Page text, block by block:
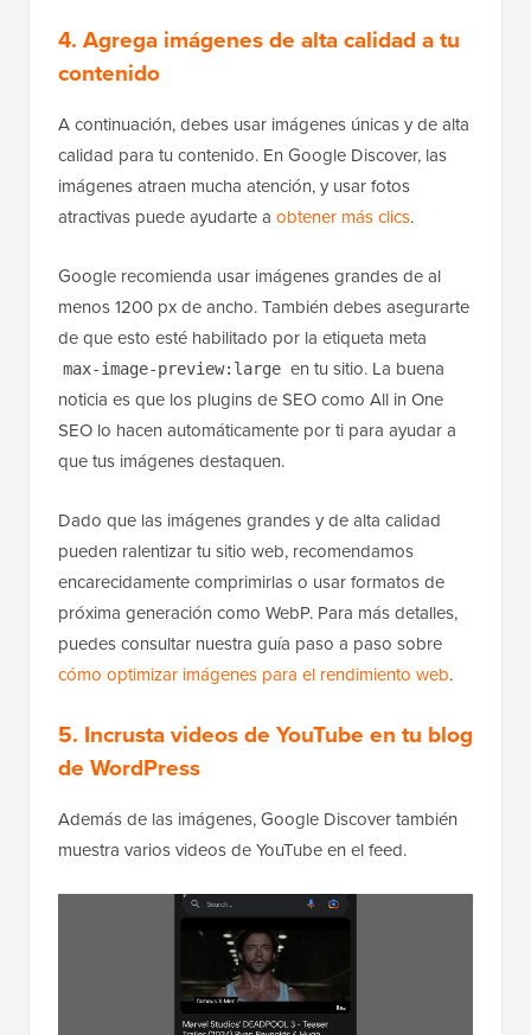
4. Agrega imágenes de alta calidad a tu
contenido
A continuación, debes usar imágenes únicas y de alta
calidad para tu contenido. En Google Discover, las
imágenes atraen mucha atención, y usar fotos
atractivas puede ayudarte a obtener más clics.
Google recomienda usar imágenes grandes de al
menos 1200 px de ancho. También debes asegurarte
de que esto esté habilitado por la etiqueta meta
max-image-preview:large en tu sitio. La buena
noticia es que los plugins de SEO como All in One
SEO lo hacen automáticamente por ti para ayudar a
que tus imágenes destaquen.
Dado que las imágenes grandes y de alta calidad
pueden ralentizar tu sitio web, recomendamos
encarecidamente comprimirlas o usar formatos de
próxima generación como WebP. Para más detalles,
puedes consultar nuestra guía paso a paso sobre
cómo optimizar imágenes para el rendimiento web.
5. Incrusta videos de YouTube en tu blog
de WordPress
Además de las imágenes, Google Discover también
muestra varios videos de YouTube en el feed.